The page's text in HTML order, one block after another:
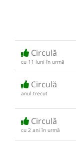
Circulă
cu 11 luni în urmă
Circulă
anul trecut
Circulă
cu 2 ani în urmă